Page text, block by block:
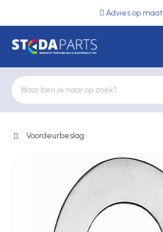
Advies op maat
Deurbeslag
Elektrische vergrendeling
Hekwerkonderdelen
Voordeurbeslag